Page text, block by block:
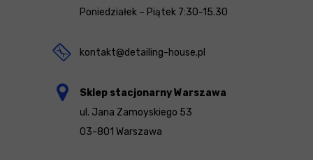
Poniedziałek – Piątek 7:30-15.30
kontakt@detailing-house.pl
Sklep stacjonarny Warszawa
ul. Jana Zamoyskiego 53
03-801 Warszawa